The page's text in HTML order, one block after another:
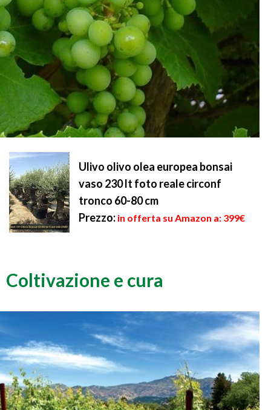
Ulivo olivo olea europea bonsai
vaso 230 lt foto reale circonf
tronco 60-80 cm
Prezzo: in offerta su Amazon a: 399€
Coltivazione e cura